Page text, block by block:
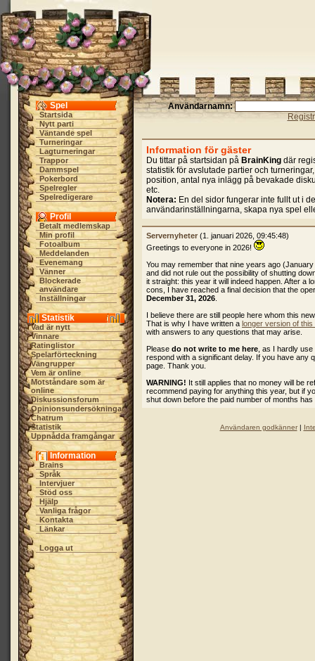
Spel
Startsida
Nytt parti
Väntande spel
Turneringar
Lagturneringar
Trappor
Dammspel
Pokerbord
Spelregler
Spelredigerare
Profil
Betalt medlemskap
Min profil
Fotoalbum
Meddelanden
Evenemang
Vänner
Blockerade
användare
Inställningar
Statistik
Vad är nytt
Vinnare
Ratinglistor
Spelarförteckning
Vängrupper
Vem är online
Motståndare som är
online
Diskussionsforum
Opinionsundersökningar
Chatrum
Statistik
Uppnådda framgångar
Information
Brains
Språk
Intervjuer
Stöd oss
Hjälp
Vanliga frågor
Kontakta
Länkar
Logga ut
Användarnamn:
Information för gäster
Du tittar på startsidan på BrainKing där
statistik för avslutade partier och
position, antal nya inlägg på bevakade
etc.
Notera: En del sidor fungerar inte fullt ut i
användarinställningarna, skapa nya spel
Servernyheter (1. januari 2026, 09:45:48)
Greetings to everyone in 2026!
You may remember that nine years ago
and did not rule out the possibility of shutting
it straight: this year it will indeed happen. After a
cons, I have reached a final decision that the
December 31, 2026
I believe there are still people here whom this
That is why I have written a longer version of this
with answers to any questions that may arise.
Please do not write to me here , as I hardly
respond with a significant delay. If you have any
page. Thank you.
WARNING! It still applies that no money will be
recommend paying for anything this year, but if
shut down before the paid number of months has
Användaren godkänner|